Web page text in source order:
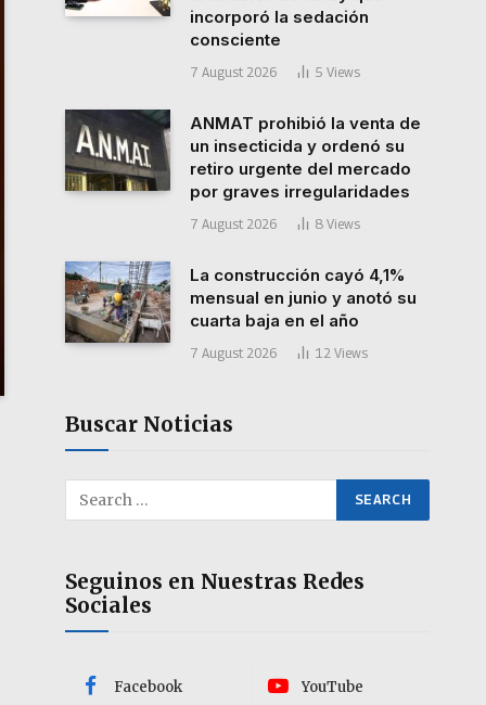
incorporó la sedación
consciente
7 August 2026 5 Views
ANMAT prohibió la venta de
un insecticida y ordenó su
retiro urgente del mercado
por graves irregularidades
7 August 2026 8 Views
La construcción cayó 4,1%
mensual en junio y anotó su
cuarta baja en el año
7 August 2026 12 Views
Buscar Noticias
Seguinos en Nuestras Redes
Sociales
Facebook YouTube